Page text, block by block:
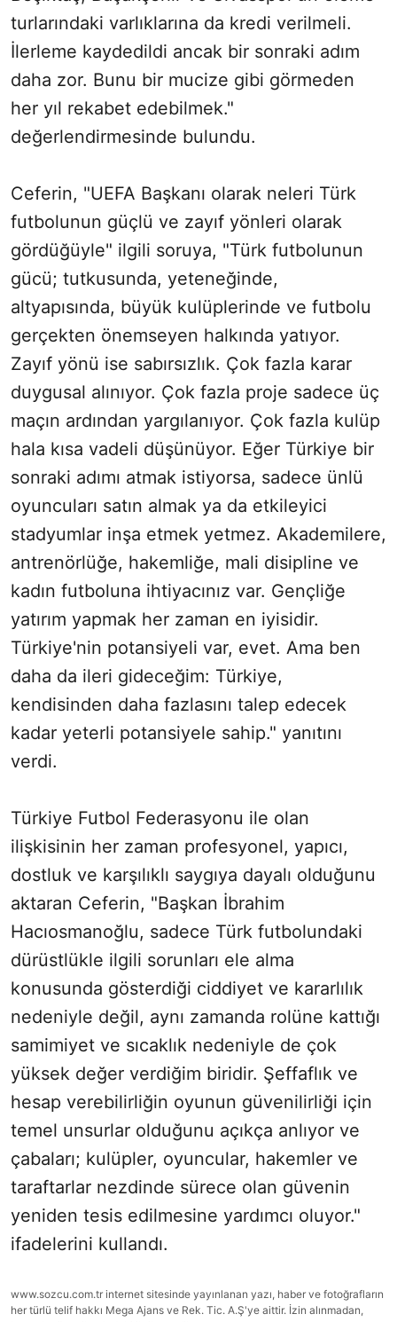
turlarındaki varlıklarına da kredi verilmeli.
İlerleme kaydedildi ancak bir sonraki adım
daha zor. Bunu bir mucize gibi görmeden
her yıl rekabet edebilmek."
değerlendirmesinde bulundu.
Ceferin, "UEFA Başkanı olarak neleri Türk
futbolunun güçlü ve zayıf yönleri olarak
gördüğüyle" ilgili soruya, "Türk futbolunun
gücü; tutkusunda, yeteneğinde,
altyapısında, büyük kulüplerinde ve futbolu
gerçekten önemseyen halkında yatıyor.
Zayıf yönü ise sabırsızlık. Çok fazla karar
duygusal alınıyor. Çok fazla proje sadece üç
maçın ardından yargılanıyor. Çok fazla kulüp
hala kısa vadeli düşünüyor. Eğer Türkiye bir
sonraki adımı atmak istiyorsa, sadece ünlü
oyuncuları satın almak ya da etkileyici
stadyumlar inşa etmek yetmez. Akademilere,
antrenörlüğe, hakemliğe, mali disipline ve
kadın futboluna ihtiyacınız var. Gençliğe
yatırım yapmak her zaman en iyisidir.
Türkiye'nin potansiyeli var, evet. Ama ben
daha da ileri gideceğim: Türkiye,
kendisinden daha fazlasını talep edecek
kadar yeterli potansiyele sahip." yanıtını
verdi.
Türkiye Futbol Federasyonu ile olan
ilişkisinin her zaman profesyonel, yapıcı,
dostluk ve karşılıklı saygıya dayalı olduğunu
aktaran Ceferin, "Başkan İbrahim
Hacıosmanoğlu, sadece Türk futbolundaki
dürüstlükle ilgili sorunları ele alma
konusunda gösterdiği ciddiyet ve kararlılık
nedeniyle değil, aynı zamanda rolüne kattığı
samimiyet ve sıcaklık nedeniyle de çok
yüksek değer verdiğim biridir. Şeffaflık ve
hesap verebilirliğin oyunun güvenilirliği için
temel unsurlar olduğunu açıkça anlıyor ve
çabaları; kulüpler, oyuncular, hakemler ve
taraftarlar nezdinde sürece olan güvenin
yeniden tesis edilmesine yardımcı oluyor."
ifadelerini kullandı.
www.sozcu.com.tr internet sitesinde yayınlanan yazı, haber ve fotoğrafların
her türlü telif hakkı Mega Ajans ve Rek. Tic. A.Ş'ye aittir. İzin alınmadan,